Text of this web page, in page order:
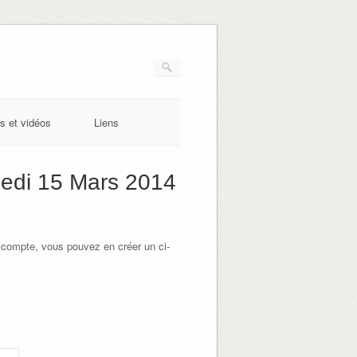
et vidéos Liens
15 Mars 2014
vous pouvez en créer un ci-